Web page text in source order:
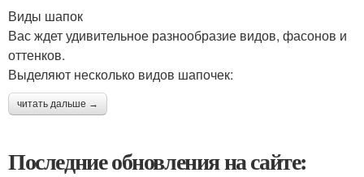
Виды шапок
Вас ждет удивительное разнообразие видов, фасонов и
оттенков.
Выделяют несколько видов шапочек:
читать дальше →
Последние обновления на сайте: